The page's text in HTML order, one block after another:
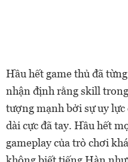
Hầu hết game thủ đã
nhận định rằng skill trong
tượng mạnh bởi sự uy
dài cực đã tay. Hầu hết
gameplay của trò chơi